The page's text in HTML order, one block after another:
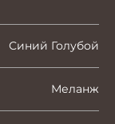
Синий Голубой
Меланж